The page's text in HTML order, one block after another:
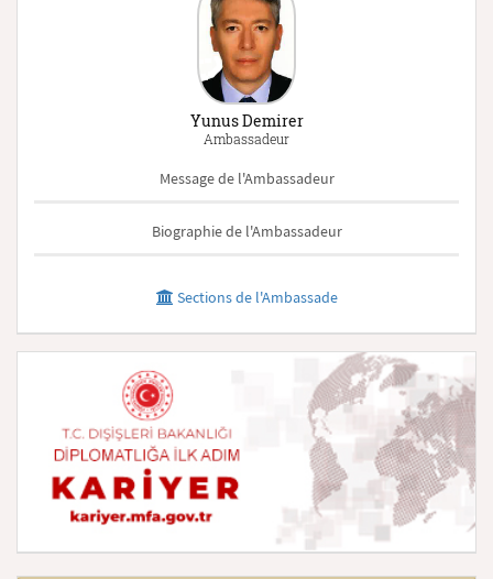
Yunus Demirer
Ambassadeur
Message de l'Ambassadeur
Biographie de l'Ambassadeur
Sections de l'Ambassade